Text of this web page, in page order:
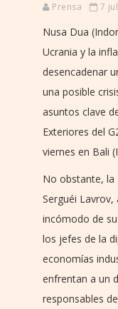
Prensa 7
Nusa Dua
Ucrania y la
desencadenar
una posible
asuntos clave
Exteriores del
viernes en Bali
No obstante, la
Serguéi
incómodo de
los jefes de la
economías
enfrentan a un
responsables